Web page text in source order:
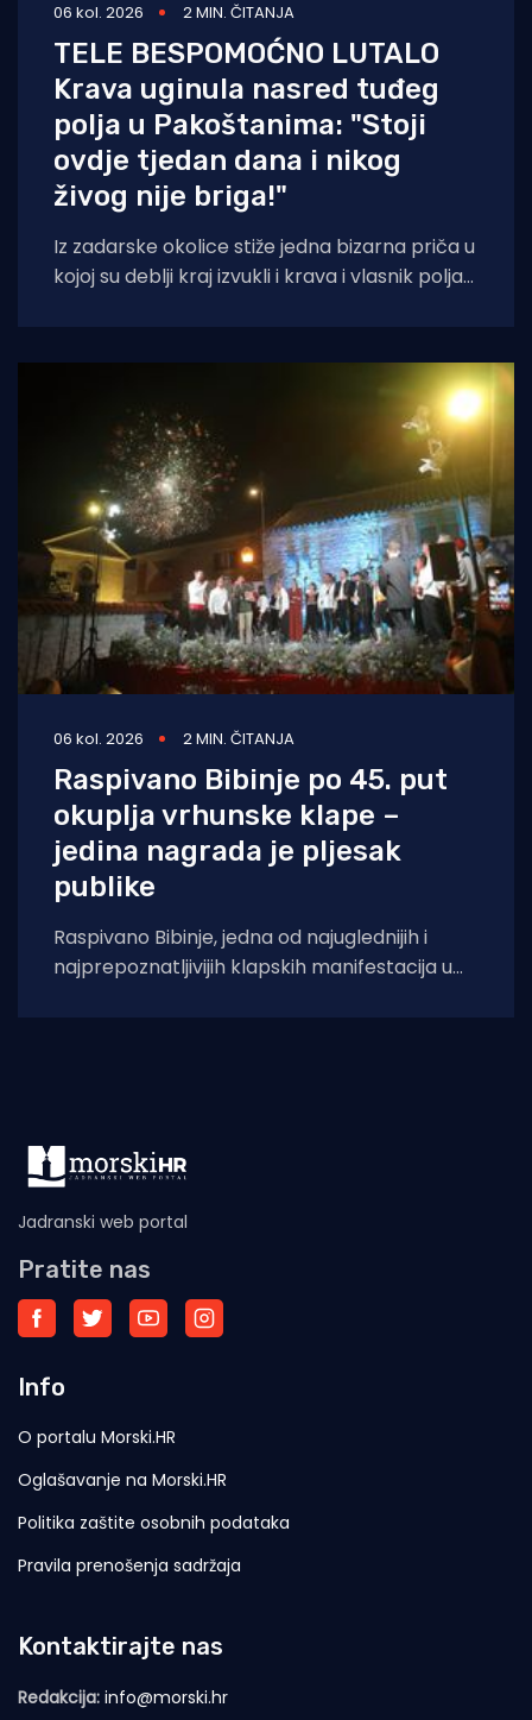
06 kol. 2026 2 MIN. ČITANJA
TELE BESPOMOĆNO LUTALO
Krava uginula nasred tuđeg
polja u Pakoštanima: "Stoji
ovdje tjedan dana i nikog
živog nije briga!"
Iz zadarske okolice stiže jedna bizarna priča u
kojoj su deblji kraj izvukli i krava i vlasnik polja
06 kol. 2026 2 MIN. ČITANJA
Raspivano Bibinje po 45. put
okuplja vrhunske klape –
jedina nagrada je pljesak
publike
Raspivano Bibinje, jedna od najuglednijih i
najprepoznatljivijih klapskih manifestacija u
Jadranski web portal
Pratite nas
Info
O portalu Morski.HR
Oglašavanje na Morski.HR
Politika zaštite osobnih podataka
Pravila prenošenja sadržaja
Kontaktirajte nas
Redakcija: info@morski.hr